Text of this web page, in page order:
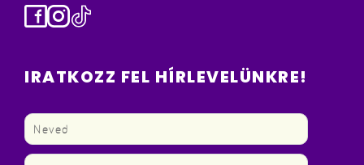
Facebook
Instagram
TikTok
IRATKOZZ FEL HÍRLEVELÜNKRE!